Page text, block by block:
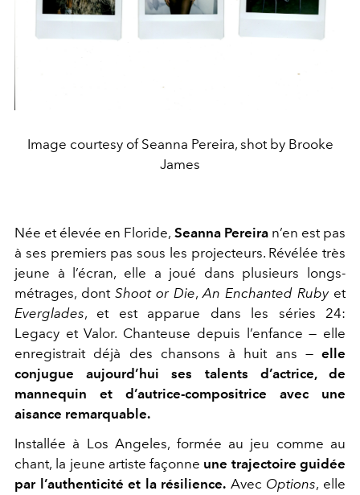
Image courtesy of Seanna Pereira, shot by Brooke
James
Née et élevée en Floride, Seanna Pereiran’en est pas
à ses premiers pas sous les projecteurs. Révélée très
jeune à l’écran, elle a joué dans plusieurs longs-
métrages, dont Shoot or Die, An Enchanted Rubyet
Everglades, et est apparue dans les séries 24:
Legacy etValor. Chanteuse depuis l’enfance — elle
enregistrait déjà des chansons à huit ans — elle
conjugue aujourd’hui ses talents d’actrice, de
mannequin et d’autrice-compositrice avec une
aisance remarquable.
Installée à Los Angeles, formée au jeu comme au
chant, la jeune artiste façonne une trajectoire guidée
par l’authenticité et la résilience. Avec Options, elle